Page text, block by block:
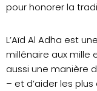
pour honorer la
L’Aïd Al Adha est
millénaire aux mille
aussi une manière
– et d’aider les